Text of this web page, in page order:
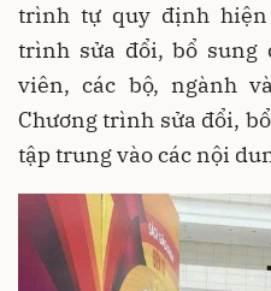
trình tự quy định hiện
trình sửa đổi, bổ sung
viên, các bộ, ngành
Chương trình sửa đổi,
tập trung vào các nội